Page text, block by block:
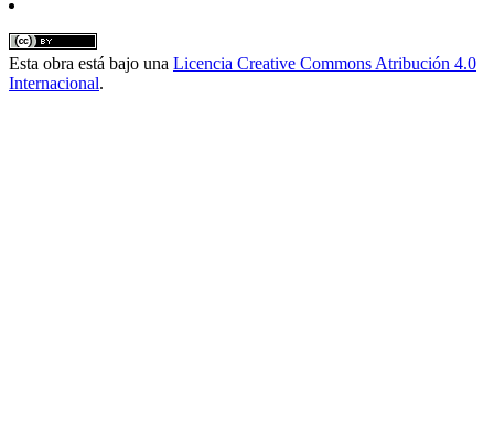
Esta obra está bajo una Licencia Creative Commons Atribución 4.0
Internacional.